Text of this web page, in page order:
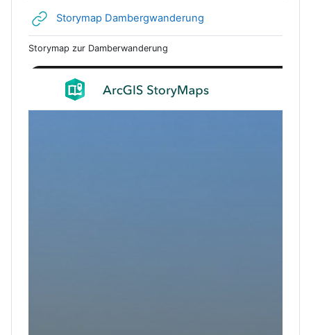
Storymap Dambergwanderung
Storymap zur Damberwanderung